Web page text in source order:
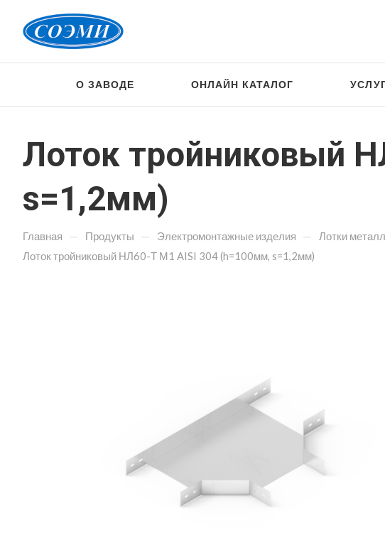
О ЗАВОДЕ ОНЛАЙН КАТАЛОГ
Лоток тройниковый
s=1,2мм)
Главная — Продукты — Электромонтажные изделия — Лотки
Лоток тройниковый НЛ60-Т М1 AISI 304 (h=100мм, s=1,2мм)